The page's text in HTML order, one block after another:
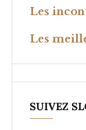
Les
Les
SUIVEZ